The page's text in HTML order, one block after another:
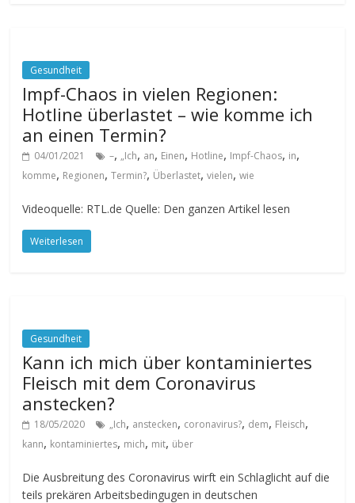
Gesundheit
Impf-Chaos in vielen Regionen:
Hotline überlastet – wie komme ich
an einen Termin?
04/01/2021 –, „Ich, an, Einen, Hotline, Impf-Chaos, in,
komme, Regionen,Termin?, Überlastet,vielen,wie
Videoquelle: RTL.de Quelle: Den ganzen Artikel lesen
Weiterlesen
Gesundheit
Kann ich mich über kontaminiertes
Fleisch mit dem Coronavirus
anstecken?
18/05/2020 „Ich, anstecken, coronavirus?, dem, Fleisch,
kann, kontaminiertes, mich, mit, über
Die Ausbreitung des Coronavirus wirft ein Schlaglicht auf die
teils prekären Arbeitsbedingugen in deutschen